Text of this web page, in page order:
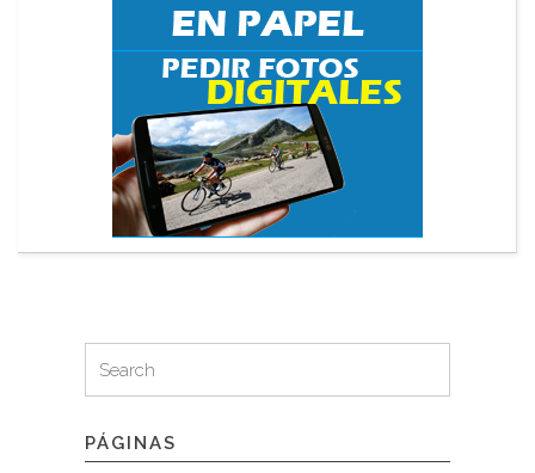
for:
Search
PÁGINAS